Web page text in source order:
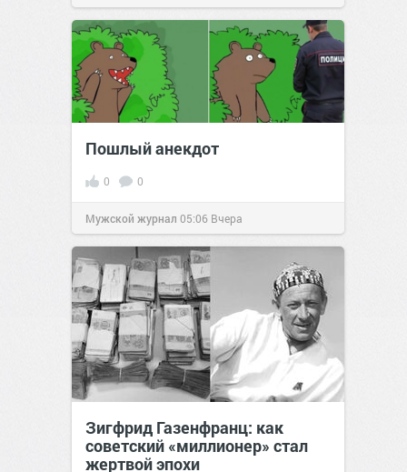
Пошлый анекдот
0 0
Мужской журнал 05:06 Вчера
Зигфрид Газенфранц: как
советский «миллионер» стал
жертвой эпохи